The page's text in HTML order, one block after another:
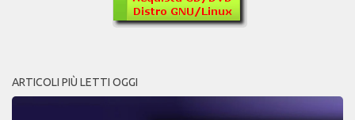
ARTICOLI PIÙ LETTI OGGI